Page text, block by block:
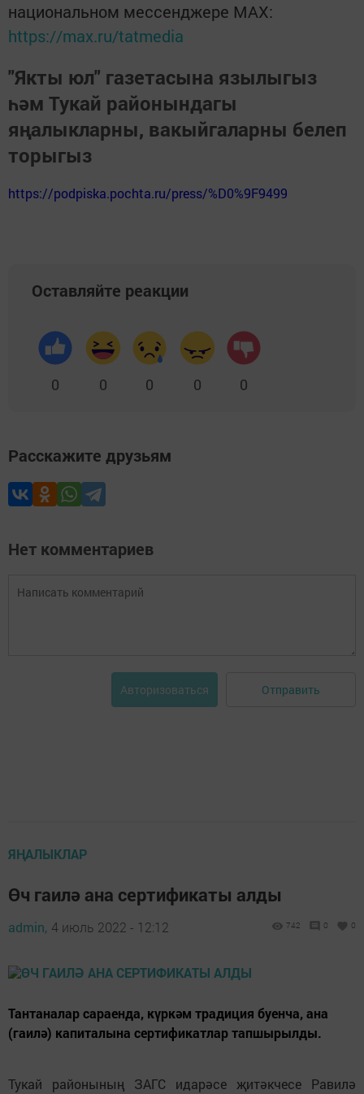
национальном мессенджере MАХ:
https://max.ru/tatmedia
"Якты юл" газетасына язылыгыз
һәм Тукай районындагы
яңалыкларны, вакыйгаларны белеп
торыгыз
https://podpiska.pochta.ru/press/%D0%9F9499
Оставляйте реакции
0 0 0 0 0
Расскажите друзьям
Нет комментариев
Авторизоваться Отправить
ЯҢАЛЫКЛАР
Өч гаилә ана сертификаты алды
admin, 4 июль 2022 - 12:12 742 0 0
Тантаналар сараенда, күркәм традиция буенча, ана
(гаилә) капиталына сертификатлар тапшырылды.
Тукай районының ЗАГС идарәсе җитәкчесе Равилә